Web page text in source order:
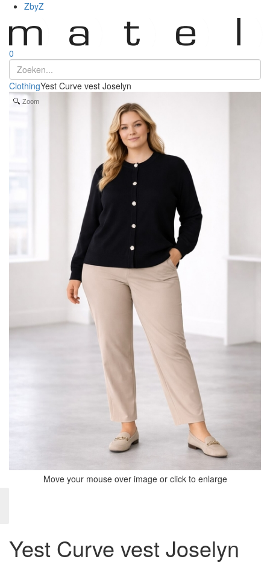
ZbyZ
0
ClothingYest Curve vest Joselyn
Zoom
Move your mouse over image or click to enlarge
Yest Curve vest Joselyn